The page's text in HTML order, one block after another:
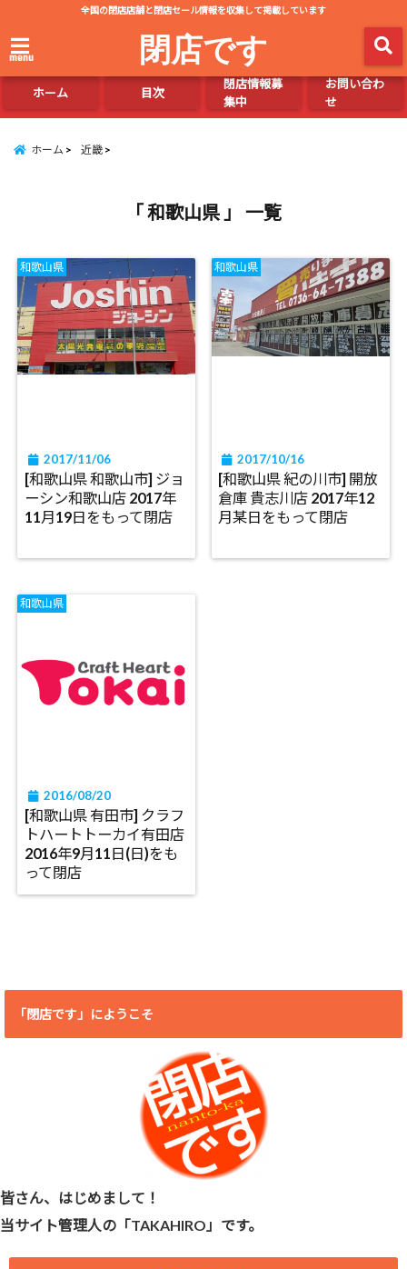
全国の閉店店舗と閉店セール情報を収集して掲載しています
menu 閉店です
ホーム 目次
閉店情報募
集中
お問い合わ
せ
ホーム 近畿
「 和歌山県 」 一覧
和歌山県
2017/11/06
[和歌山県 和歌山市] ジョ
ーシン和歌山店 2017年
11月19日をもって閉店
和歌山県
2017/10/16
[和歌山県 紀の川市] 開放
倉庫 貴志川店 2017年12
月某日をもって閉店
和歌山県
2016/08/20
[和歌山県 有田市] クラフ
トハートトーカイ有田店
2016年9月11日(日)をも
って閉店
「閉店です」にようこそ
皆さん、はじめまして！
当サイト管理人の「TAKAHIRO」です。